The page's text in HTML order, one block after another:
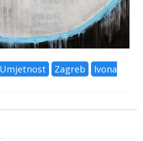
Umjetnost Zagreb
Ivona